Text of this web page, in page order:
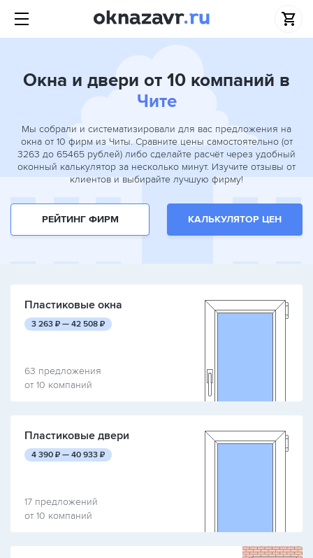
Окна и двери от 10 компаний в
Чите
Мы собрали и систематизировали для вас предложения на
окна от 10 фирм из Читы. Сравните цены самостоятельно (от
3263 до 65465 рублей) либо сделайте расчёт через удобный
оконный калькулятор за несколько минут. Изучите отзывы от
клиентов и выбирайте лучшую фирму!
РЕЙТИНГ ФИРМ КАЛЬКУЛЯТОР ЦЕН
Пластиковые окна
3 263 руб.
₽ — 42 508 руб.
₽
63 предложения
от 10 компаний
Пластиковые двери
4 390 руб.
₽ — 40 933 руб.
₽
17 предложений
от 10 компаний